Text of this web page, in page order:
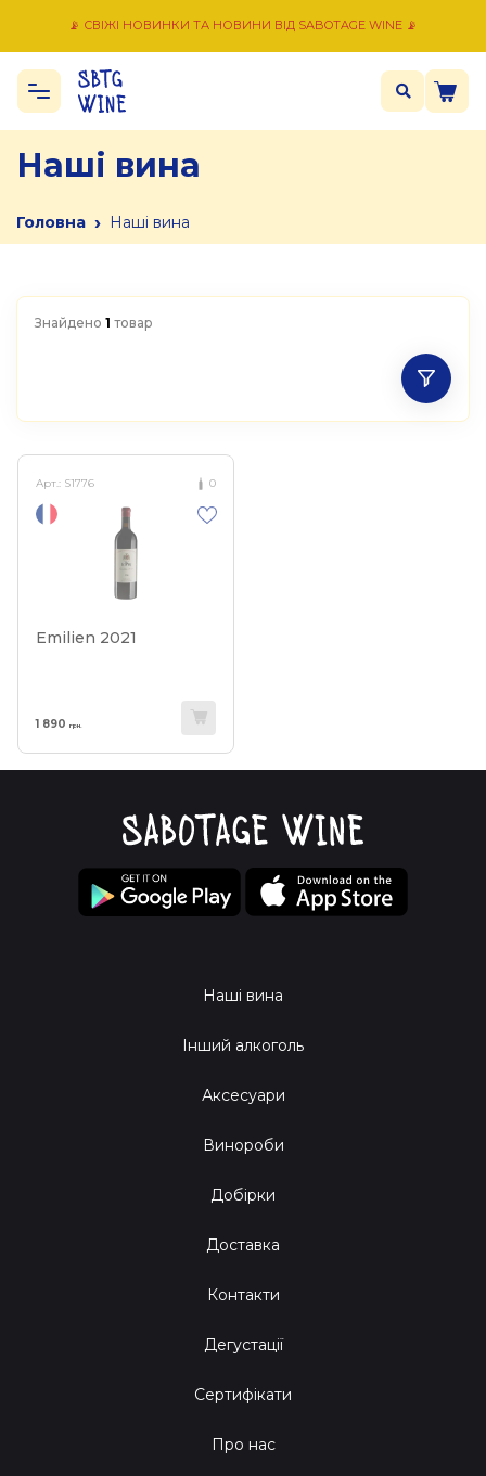
📡 СВІЖІ НОВИНКИ ТА НОВИНИ ВІД SABOTAGE WINE 📡
Наші вина
Головна › Наші вина
Знайдено 1 товар
Арт.: S1776 0
Emilien 2021
1 890 грн.
Наші вина
Інший алкоголь
Аксесуари
Винороби
Добірки
Доставка
Контакти
Дегустації
Сертифікати
Про нас